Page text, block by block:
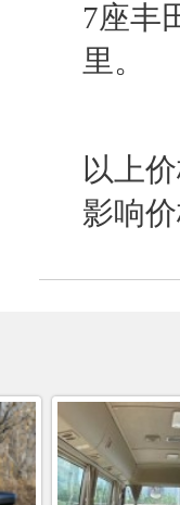
7座丰
里。
以上
影响